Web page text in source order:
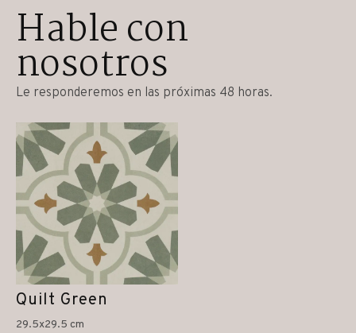
Hable con
nosotros
Le responderemos en las próximas 48 horas.
Quilt Green
29.5x29.5 cm